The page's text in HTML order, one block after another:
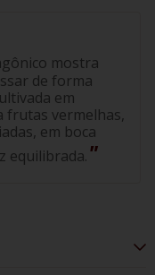
mostra
de forma
em
frutas vermelhas,
em boca
equilibrada.